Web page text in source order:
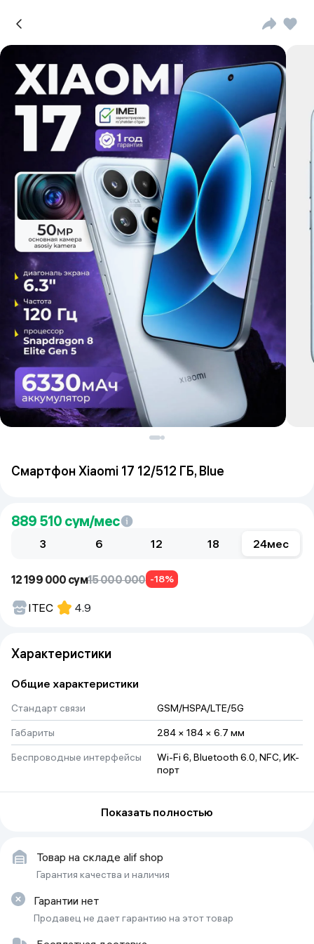
Смартфон Xiaomi 17 12/512 ГБ, Blue
889 510 сум/мес
3 6 12 18 24мес
12 199 000 сум15 000 000 -18%
ITEC 4.9
Характеристики
Общие характеристики
Стандарт связи
GSM/HSPA/LTE/5G
Габариты
284 × 184 × 6.7 мм
Беспроводные интерфейсы
Wi-Fi 6, Bluetooth 6.0, NFC, ИК-
порт
Геопозиционирование
GPS, GLONASS, GALILEO,
Тип аккумулятора
Объем оперативной памяти
12 ГБ
Показать полностью
Товар на складе alif shop
Гарантия качества и наличия
Гарантии нет
Продавец не дает гарантию на этот товар